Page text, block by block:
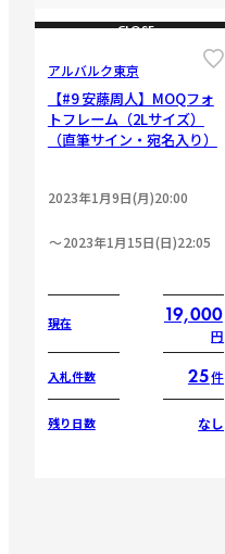
CLOSE
アルバルク東京
【#9 安藤周人】MOQフォ
トフレーム（2Lサイズ）
（直筆サイン・宛名入り）
2023年1月9日(月)20:00
2023年1月15日(日)22:05
現在 19,000
円
入札件数 25件
残り日数 なし